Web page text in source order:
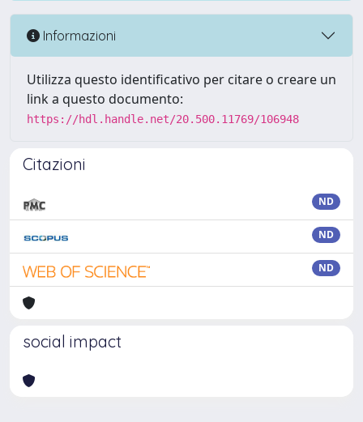
Informazioni
Utilizza questo identificativo per citare o creare un
link a questo documento:
https://hdl.handle.net/20.500.11769/106948
Citazioni
ND
ND
ND
social impact